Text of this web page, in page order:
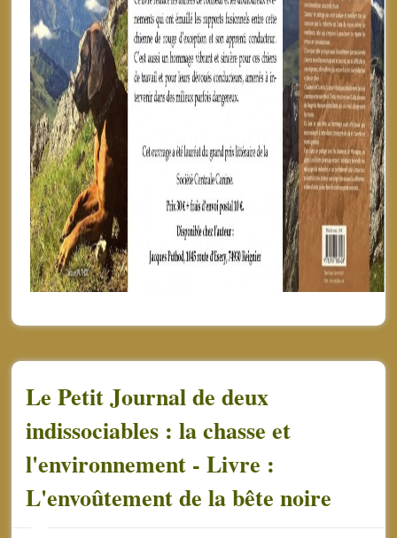
Le Petit Journal de deux
indissociables : la chasse et
l'environnement - Livre :
L'envoûtement de la bête noire